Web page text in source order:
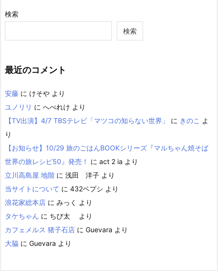
検索
検索
最近のコメント
安藤 に けそや より
ユノリリ に へべれけ より
【TV出演】4/7 TBSテレビ「マツコの知らない世界」
に きのこ よ
り
【お知らせ】10/29 旅のごはんBOOKシリーズ『マルちゃん焼そば
世界の旅レシピ50』発売！
に act 2 ia より
立川高島屋 地階 に 浅田 洋子 より
当サイトについて に 432ペプシ より
浪花家総本店 に みっく
より
タケちゃん に ちび太
より
カフェメルス 猪子石店 に Guevara より
大脇 に Guevara より